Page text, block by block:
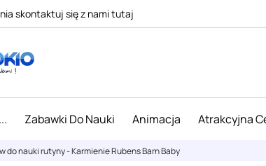
skontaktuj się z nami tutaj
Zabawki Do Nauki Animacja Atrakcyjna
do nauki rutyny - Karmienie Rubens Barn Baby